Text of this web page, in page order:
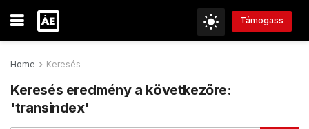
Támogass
Home Keresés
Keresés eredmény a következőre:
'transindex'